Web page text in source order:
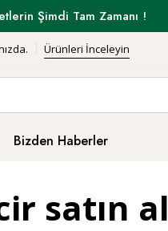
Şimdi Tam Zamanı !
Ürünleri İnceleyin
Bizden Haberler
satın al